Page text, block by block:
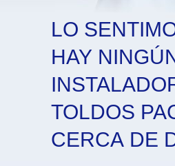
LO
HAY
TOLDOS
CERCA DE